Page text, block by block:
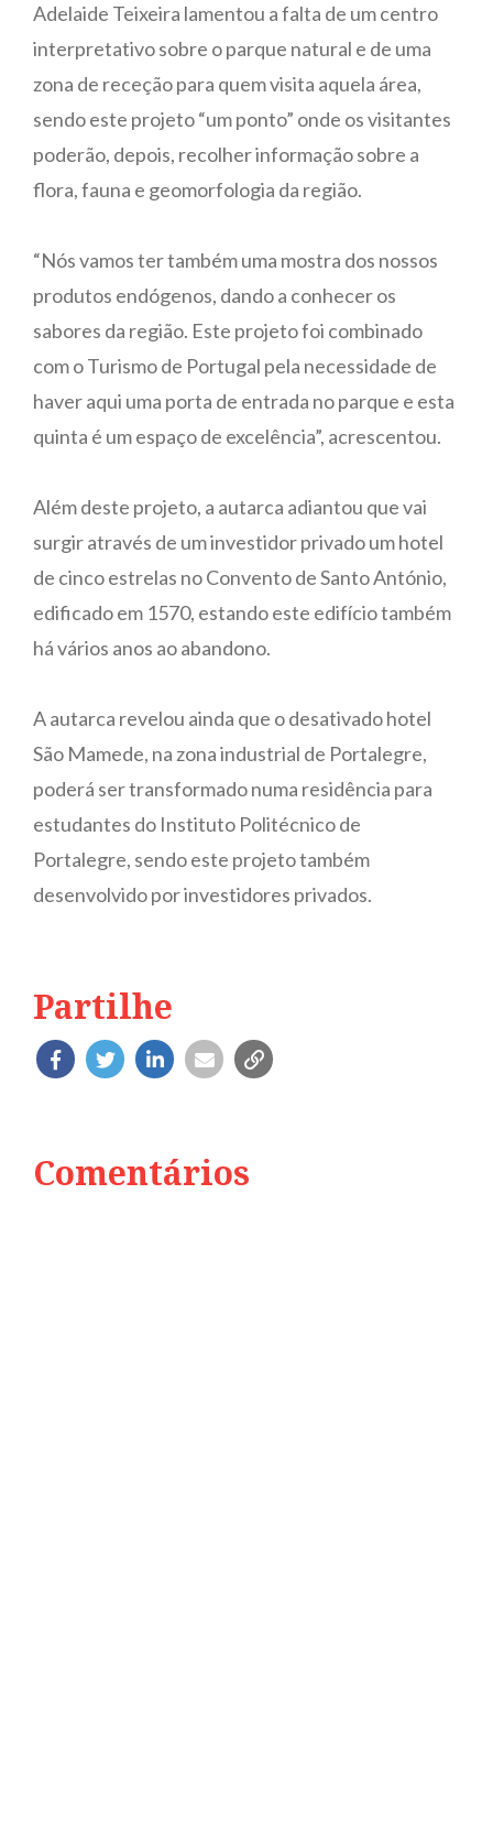
Adelaide Teixeira lamentou a falta de um centro
interpretativo sobre o parque natural e de uma
zona de receção para quem visita aquela área,
sendo este projeto “um ponto” onde os visitantes
poderão, depois, recolher informação sobre a
flora, fauna e geomorfologia da região.
“Nós vamos ter também uma mostra dos nossos
produtos endógenos, dando a conhecer os
sabores da região. Este projeto foi combinado
com o Turismo de Portugal pela necessidade de
haver aqui uma porta de entrada no parque e esta
quinta é um espaço de excelência”, acrescentou.
Além deste projeto, a autarca adiantou que vai
surgir através de um investidor privado um hotel
de cinco estrelas no Convento de Santo António,
edificado em 1570, estando este edifício também
há vários anos ao abandono.
A autarca revelou ainda que o desativado hotel
São Mamede, na zona industrial de Portalegre,
poderá ser transformado numa residência para
estudantes do Instituto Politécnico de
Portalegre, sendo este projeto também
desenvolvido por investidores privados.
Partilhe
Comentários